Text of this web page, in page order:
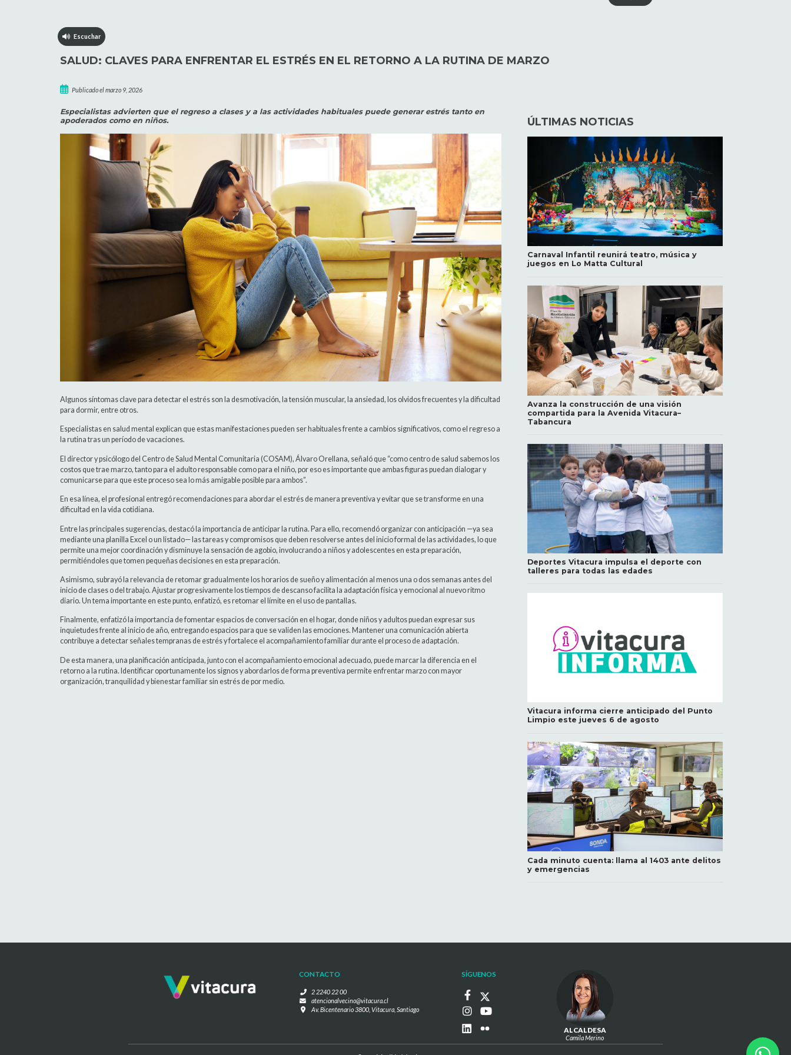
Escuchar
SALUD: CLAVES PARA ENFRENTAR EL ESTRÉS EN EL RETORNO A LA RUTINA DE MARZO
Publicado el marzo 9, 2026
Especialistas advierten que el regreso a clases y a las actividades habituales puede generar estrés tanto en
apoderados como en niños.
Algunos síntomas clave para detectar el estrés son la desmotivación, la tensión muscular, la ansiedad, los olvidos frecuentes y la dificultad
para dormir, entre otros.
Especialistas en salud mental explican que estas manifestaciones pueden ser habituales frente a cambios significativos, como el regreso a
la rutina tras un período de vacaciones.
El director y psicólogo del Centro de Salud Mental Comunitaria (COSAM), Álvaro Orellana, señaló que “como centro de salud sabemos los
costos que trae marzo, tanto para el adulto responsable como para el niño, por eso es importante que ambas figuras puedan dialogar y
comunicarse para que este proceso sea lo más amigable posible para ambos”.
En esa línea, el profesional entregó recomendaciones para abordar el estrés de manera preventiva y evitar que se transforme en una
dificultad en la vida cotidiana.
Entre las principales sugerencias, destacó la importancia de anticipar la rutina. Para ello, recomendó organizar con anticipación —ya sea
mediante una planilla Excel o un listado— las tareas y compromisos que deben resolverse antes del inicio formal de las actividades, lo que
permite una mejor coordinación y disminuye la sensación de agobio, involucrando a niños y adolescentes en esta preparación,
permitiéndoles que tomen pequeñas decisiones en esta preparación.
Asimismo, subrayó la relevancia de retomar gradualmente los horarios de sueño y alimentación al menos una o dos semanas antes del
inicio de clases o del trabajo. Ajustar progresivamente los tiempos de descanso facilita la adaptación física y emocional al nuevo ritmo
diario. Un tema importante en este punto, enfatizó, es retomar el límite en el uso de pantallas.
Finalmente, enfatizó la importancia de fomentar espacios de conversación en el hogar, donde niños y adultos puedan expresar sus
inquietudes frente al inicio de año, entregando espacios para que se validen las emociones. Mantener una comunicación abierta
contribuye a detectar señales tempranas de estrés y fortalece el acompañamiento familiar durante el proceso de adaptación.
De esta manera, una planificación anticipada, junto con el acompañamiento emocional adecuado, puede marcar la diferencia en el
retorno a la rutina. Identificar oportunamente los signos y abordarlos de forma preventiva permite enfrentar marzo con mayor
organización, tranquilidad y bienestar familiar sin estrés de por medio.
ÚLTIMAS NOTICIAS
Carnaval Infantil reunirá teatro, música y
juegos en Lo Matta Cultural
Avanza la construcción de una visión
compartida para la Avenida Vitacura–
Tabancura
Deportes Vitacura impulsa el deporte con
talleres para todas las edades
Vitacura informa cierre anticipado del Punto
Limpio este jueves 6 de agosto
Cada minuto cuenta: llama al 1403 ante delitos
y emergencias
CONTACTO
2 2240 22 00
atencionalvecino@vitacura.cl
Av. Bicentenario 3800, Vitacura, Santiago
SÍGUENOS
ALCALDESA
Camila Merino